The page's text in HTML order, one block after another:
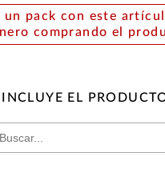
un pack con este
comprando el
INCLUYE EL